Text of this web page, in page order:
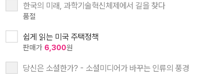
한국의 미래, 과학기술혁신체제에서 길을 찾다
품절
쉽게 읽는 미국 주택정책
판매가 6,300원
당신은 소셜한가? - 소셜미디어가 바꾸는 인류의 풍경